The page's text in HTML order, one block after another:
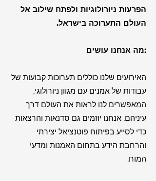
הפרעות ניורולוגיות ולפתח שילוב אל
העולם התערוכה בישראל.
מה אנחנו עושים:
האירועים שלנו כוללים תערוכות קבועות של
עבודות של אמנים עם מגוון ניורולוגי,
המאפשרים לנו לראות את העולם דרך
עיניהם. אנחנו יוזמים גם סדנאות והרצאות
כדי לסייע בפיתוח פוטנציאל יצירתי
והרחבת הידע בתחום האמנות ומדעי
המוח.‏